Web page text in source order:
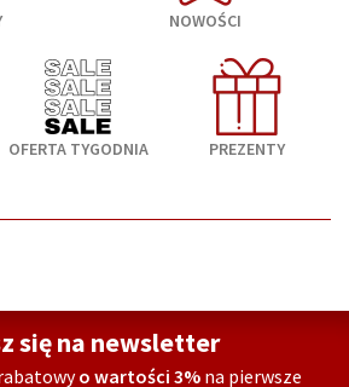
NOWOŚCI
OFERTA TYGODNIA PREZENTY
się na newsletter
o wartości 3% na pierwsze